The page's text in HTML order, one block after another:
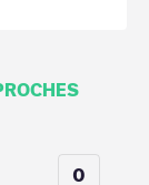
0